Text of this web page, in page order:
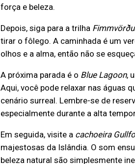
força e beleza.
Depois, siga para a trilha
tirar o fôlego. A caminhada é um
olhos e a alma, então não se
A próxima parada é o Blue Lagoon,
Aqui, você pode relaxar nas águas
cenário surreal. Lembre-se de
especialmente durante a alta
Em seguida, visite a cachoeira
majestosas da Islândia. O som
beleza natural são simplesmente